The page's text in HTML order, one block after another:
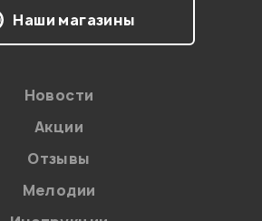
Наши магазины
Новости
Акции
Отзывы
Мелодии